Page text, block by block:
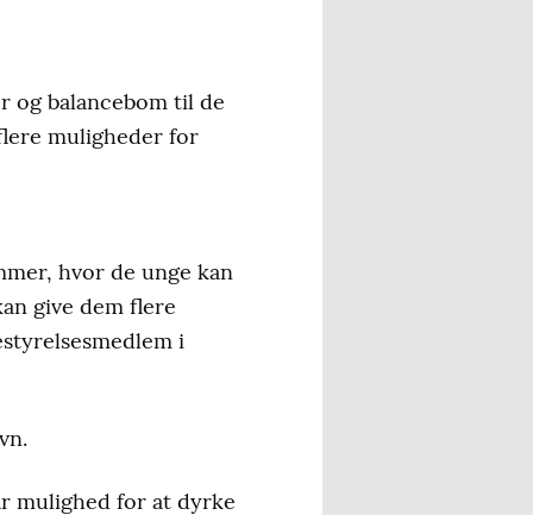
og balancebom til de
muligheder for
hvor de unge kan
give dem flere
i
mulighed for at dyrke